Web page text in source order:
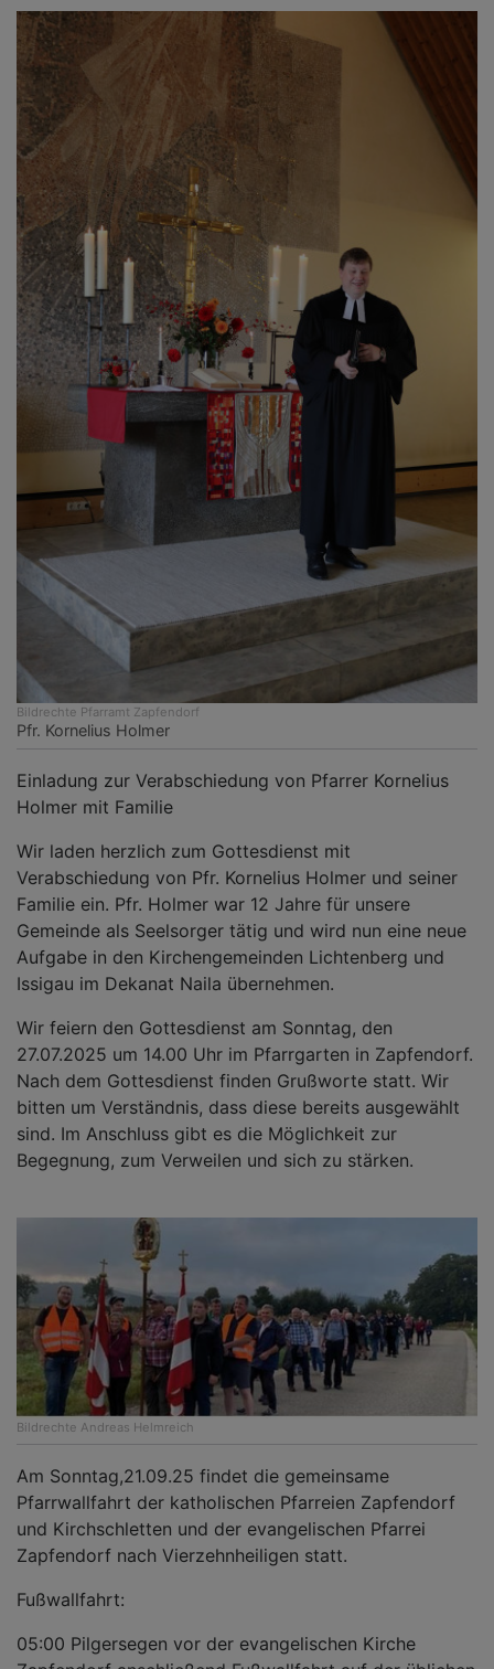
Bildrechte Pfarramt Zapfendorf
Pfr. Kornelius Holmer
Einladung zur Verabschiedung von Pfarrer Kornelius
Holmer mit Familie
Wir laden herzlich zum Gottesdienst mit
Verabschiedung von Pfr. Kornelius Holmer und seiner
Familie ein. Pfr. Holmer war 12 Jahre für unsere
Gemeinde als Seelsorger tätig und wird nun eine neue
Aufgabe in den Kirchengemeinden Lichtenberg und
Issigau im Dekanat Naila übernehmen.
Wir feiern den Gottesdienst am Sonntag, den
27.07.2025 um 14.00 Uhr im Pfarrgarten in Zapfendorf.
Nach dem Gottesdienst finden Grußworte statt. Wir
bitten um Verständnis, dass diese bereits ausgewählt
sind. Im Anschluss gibt es die Möglichkeit zur
Begegnung, zum Verweilen und sich zu stärken.
Bildrechte Andreas Helmreich
Am Sonntag,21.09.25 findet die gemeinsame
Pfarrwallfahrt der katholischen Pfarreien Zapfendorf
und Kirchschletten und der evangelischen Pfarrei
Zapfendorf nach Vierzehnheiligen statt.
Fußwallfahrt:
05:00 Pilgersegen vor der evangelischen Kirche